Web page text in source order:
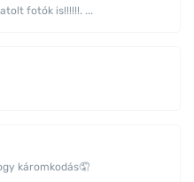
fotók is!!!!!!. ...
káromkodás🤦